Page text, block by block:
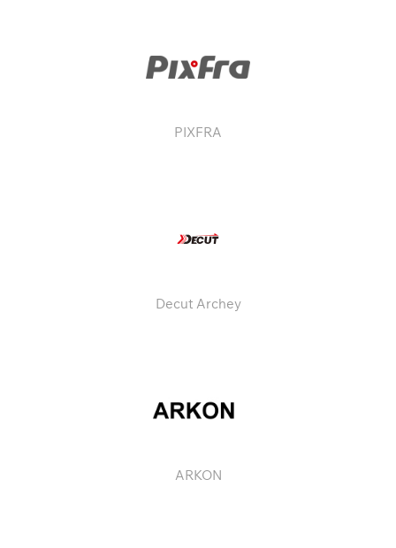
PIXFRA
Decut Archey
ARKON